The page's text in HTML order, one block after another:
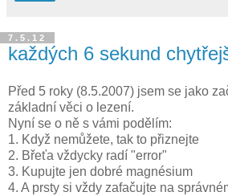
7.5.12
každých 6 sekund
Před 5 roky (8.5.2007) jsem se jako
základní věci o lezení.
Nyní se o ně s vámi podělím:
1. Když nemůžete, tak to přiznejte
2. Břeťa vždycky radí "error"
3. Kupujte jen dobré magnésium
4. A prsty si vždy zafačujte na